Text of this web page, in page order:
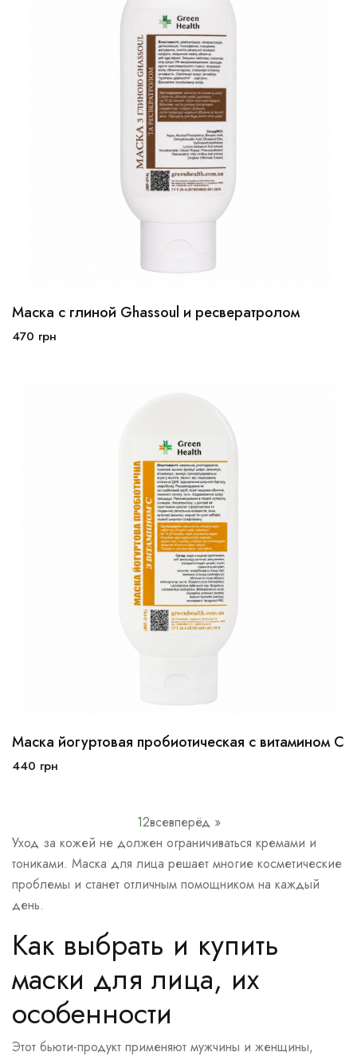
Маска с глиной Ghassoul и ресвератролом
470 грн
Маска йогуртовая пробиотическая с витамином С
440 грн
12всевперёд »
Уход за кожей не должен ограничиваться кремами и
тониками. Маска для лица решает многие косметические
проблемы и станет отличным помощником на каждый
день.
Как выбрать и купить
маски для лица, их
особенности
Этот бьюти-продукт применяют мужчины и женщины,